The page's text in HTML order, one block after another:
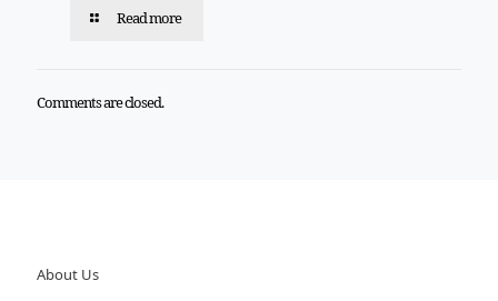
Read more
Comments are closed.
About Us